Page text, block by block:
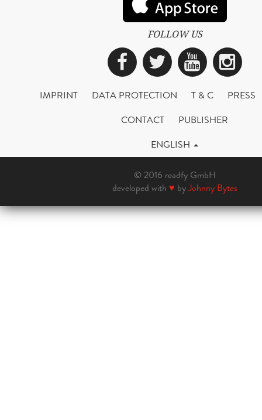
FOLLOW US
Facebook
Twitter
IMPRINT DATA PROTECTION T & C
PRESS
CONTACT
PUBLISHER
ENGLISH
© 2016 readfy GmbH
developed with ♥ byJohnny Bytes